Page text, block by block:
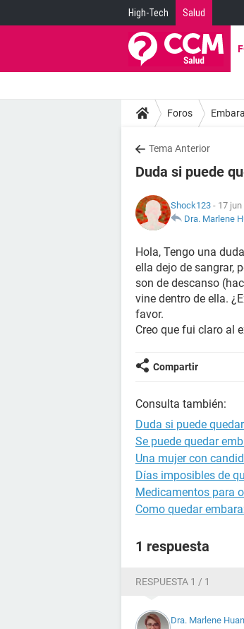
High-Tech Salud
Foros
Tema Anterior
Duda si puede
Shock123 - 17
Dra. Marlene
Hola, Tengo una
ella dejo de sangrar,
son de descanso
vine dentro de ella.
favor.
Creo que fui claro al
Compartir
Consulta también:
Duda si puede
Se puede quedar
Una mujer con
Días imposibles de
Medicamentos para
Como quedar
1 respuesta
RESPUESTA 1 / 1
Dra. Marlene